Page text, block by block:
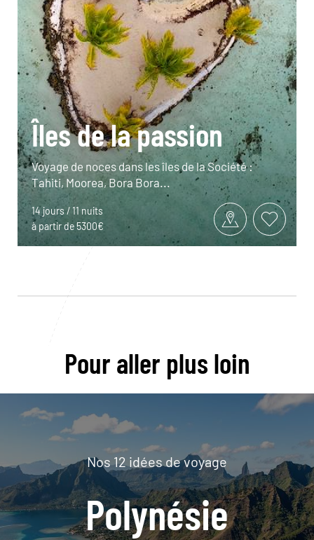
Îles de la passion
Voyage de noces dans les îles de la Société :
Tahiti, Moorea, Bora Bora...
14 jours / 11 nuits
à partir de 5300€
Pour aller plus loin
Nos 12 idées de voyage
Polynésie